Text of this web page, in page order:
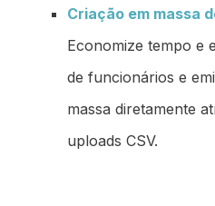
Criação em massa
Economize tempo e
de funcionários e
massa diretamente
uploads CSV.